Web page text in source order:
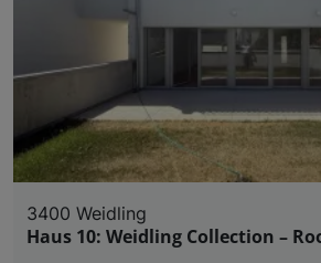
3400 Weidling
Haus 10: Weidling Collection –